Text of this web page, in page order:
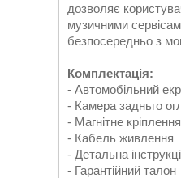
дозволяє
музичними
безпосередньо з
Комплектація:
- Автомобільний
- Камера задньго
- Магнітне кріплення
- Кабель живлення
- Детальна
- Гарантійний талон